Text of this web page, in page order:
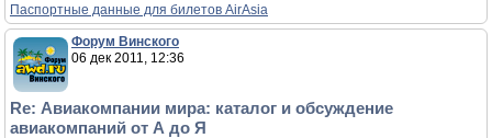
Паспортные данные для билетов AirAsia
Форум Винского
06 дек 2011, 12:36
Re: Авиакомпании мира: каталог и обсуждение
авиакомпаний от А до Я